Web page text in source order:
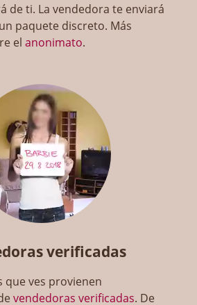
de ti. La vendedora te enviará
paquete discreto. Más
elanonimato.
verificadas
que ves provienen
vendedoras verificadas. De